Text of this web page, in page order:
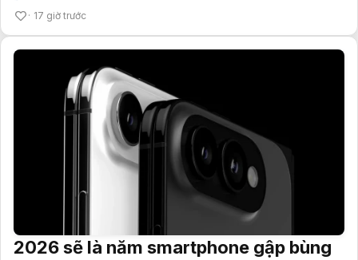
17 giờ trước
2026 sẽ là năm smartphone gập bùng